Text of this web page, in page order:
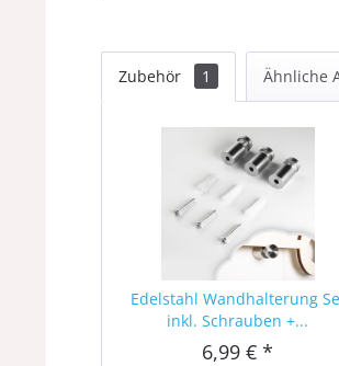
Zubehör 1 Ähnliche
Edelstahl Wandhalterung
inkl. Schrauben +...
6,99 € *